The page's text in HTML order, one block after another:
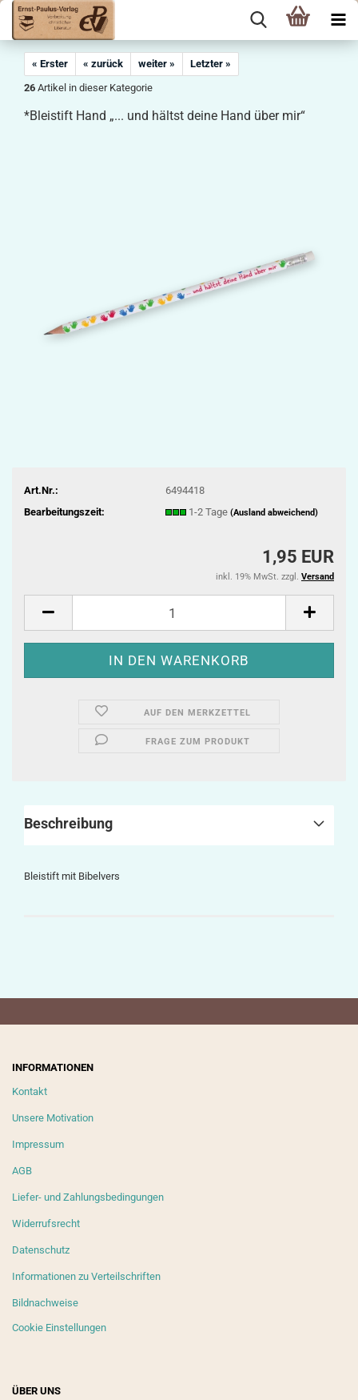
« Erster « zurück weiter »
Letzter »
26 Artikel in dieser Kategorie
*Bleistift Hand „... und hältst deine Hand über mir“
Art.Nr.:
6494418
Bearbeitungszeit:
1-2 Tage (Ausland abweichend)
1,95 EUR
inkl. 19% MwSt. zzgl. Versand
AUF DEN MERKZETTEL
FRAGE ZUM PRODUKT
Beschreibung
Bleistift mit Bibelvers
INFORMATIONEN
Kontakt
Unsere Motivation
Impressum
AGB
Liefer- und Zahlungsbedingungen
Widerrufsrecht
Datenschutz
Informationen zu Verteilschriften
Bildnachweise
Cookie Einstellungen
ÜBER UNS